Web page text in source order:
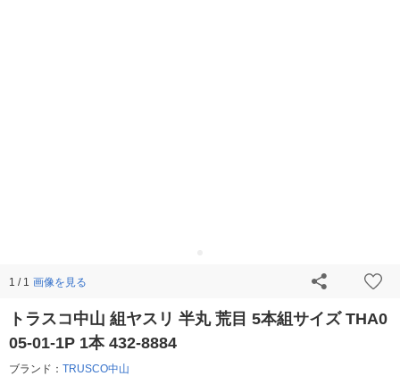
1 / 1 画像を見る
トラスコ中山 組ヤスリ 半丸 荒目 5本組サイズ THA0
05-01-1P 1本 432-8884
ブランド： TRUSCO中山